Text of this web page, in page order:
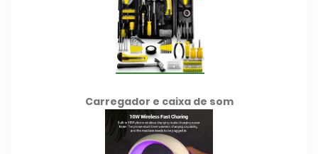
Carregador e caixa de som